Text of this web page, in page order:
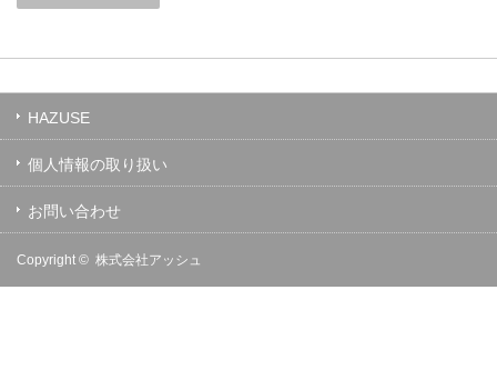
HAZUSE
個人情報の取り扱い
お問い合わせ
Copyright © 株式会社アッシュ